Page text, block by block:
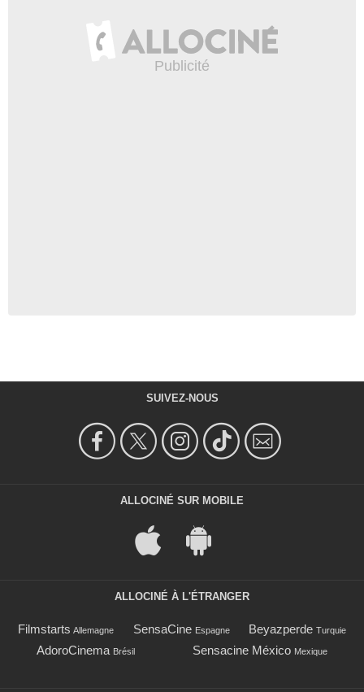
SUIVEZ-NOUS
ALLOCINÉ SUR MOBILE
ALLOCINÉ À L'ÉTRANGER
Filmstarts Allemagne SensaCine Espagne Beyazperde Turquie
AdoroCinema Brésil Sensacine México Mexique